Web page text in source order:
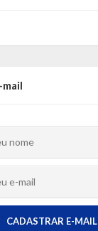
CADASTRAR E-MAIL